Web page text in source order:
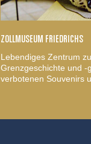
ZOLLMUSEUM FRIEDRICHS
Lebendiges Zentrum
Grenzgeschichte und -
verbotenen Souvenirs